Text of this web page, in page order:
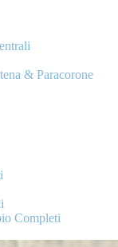
& Paracorone
Completi